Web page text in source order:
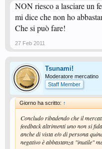
NON riesco a lasciare un
mi dice che non ho
Che si può fare!
27 Feb 2011
Tsunami!
Moderatore mercatino
Staff Member
Giorno ha scritto: ↑
Concludo ribadendo che il
feedback altrimenti uno non si
anche di vista e/o di persona
negativo è abbastanza "inutile"